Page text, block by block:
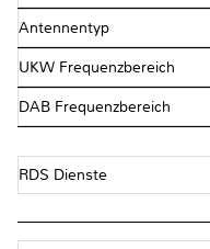
Antennentyp
UKW Frequenzbereich
DAB Frequenzbereich
RDS Dienste